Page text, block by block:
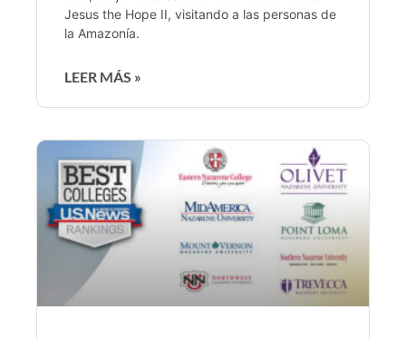
Jesus the Hope II, visitando a las personas de
la Amazonía.
LEER MÁS »